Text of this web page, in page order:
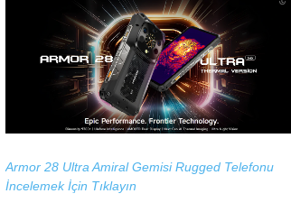
Armor 28 Ultra Amiral Gemisi Rugged Telefonu
İncelemek İçin Tıklayın